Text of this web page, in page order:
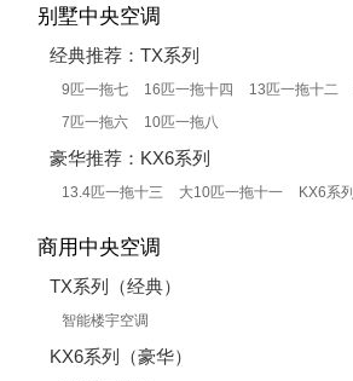
别墅中央空调
经典推荐：TX系列
9匹一拖七 16匹一拖十四 13匹一拖十二
7匹一拖六
10匹一拖八
豪华推荐：KX6系列
13.4匹一拖十三 大10匹一拖十一 KX6系列
商用中央空调
TX系列（经典）
智能楼宇空调
KX6系列（豪华）